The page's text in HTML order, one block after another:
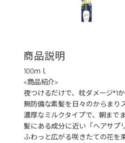
商品説明
100ｍｌ
<商品紹介>
夜つけるだけで、枕ダメージ*1
無防備な素髪を日々のからまり
濃厚なミルクタイプで、朝まで
髪にある成分に近い「ヘアサプ
ふわっと広がる咲きたての花を